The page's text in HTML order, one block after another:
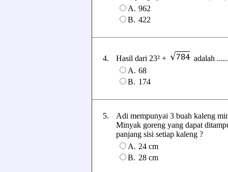
A. 962
B. 422
4. Hasil dari 23² +
adalah
A. 68
B. 174
5.
Adi mempunyai 3 buah kaleng
Minyak goreng yang dapat
panjang sisi setiap kaleng ?
A. 24 cm
B. 28 cm